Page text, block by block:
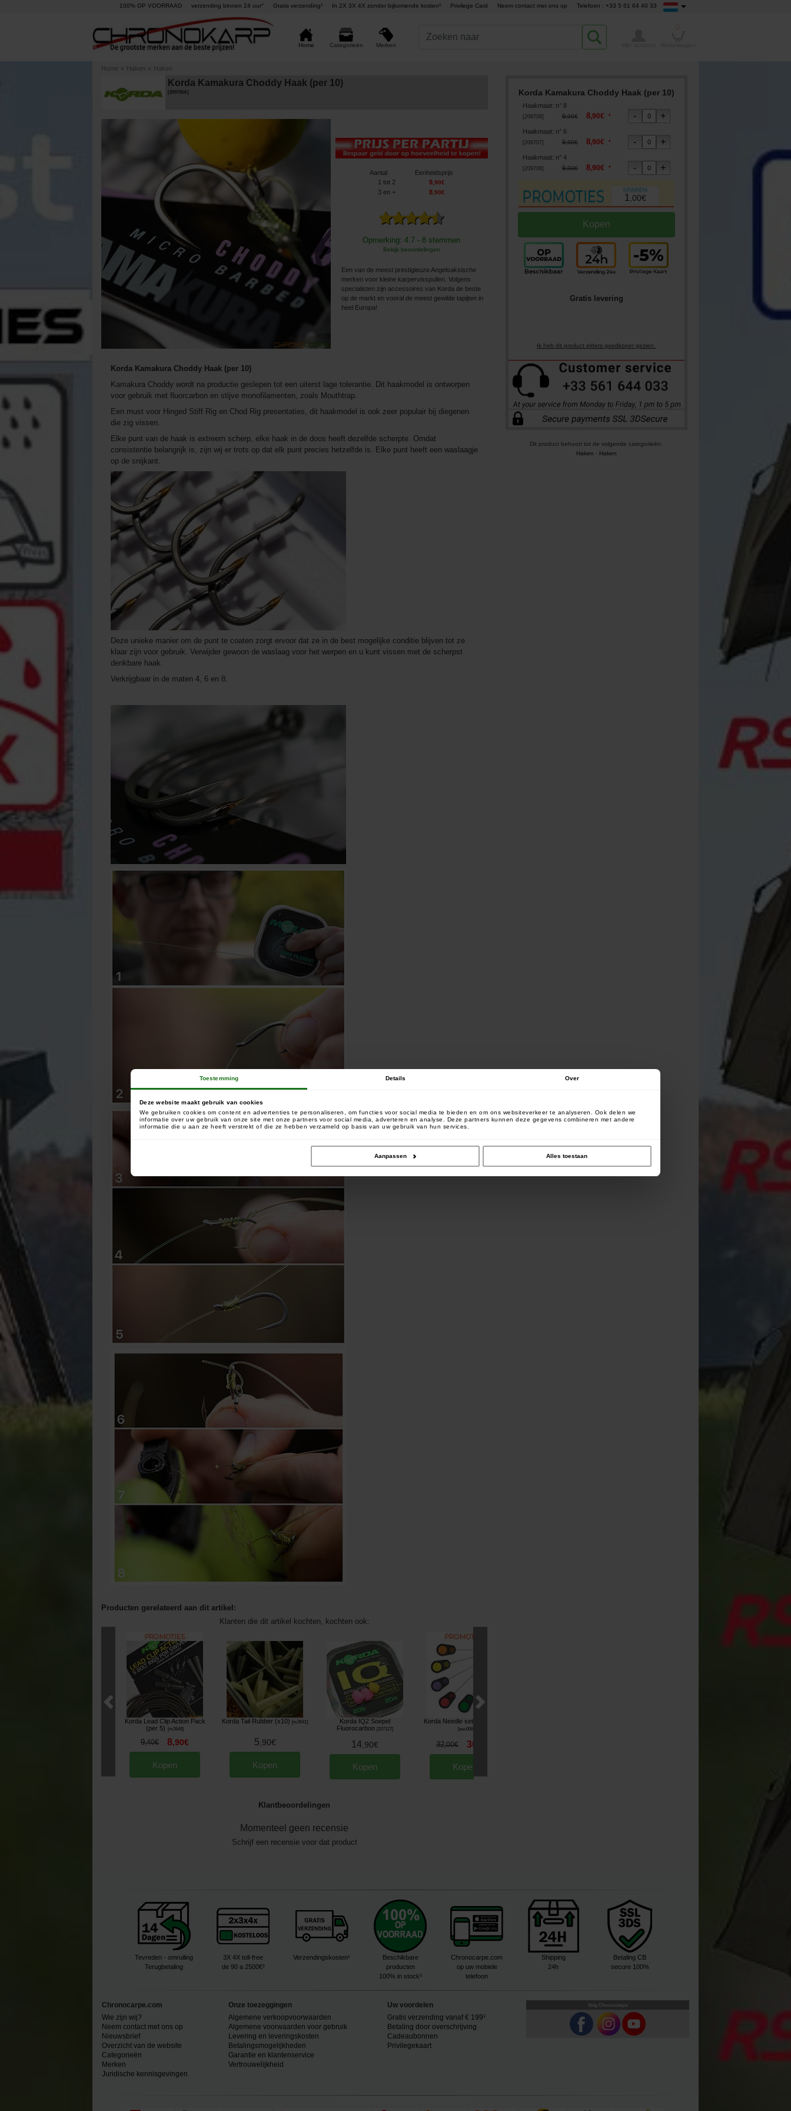
Toestemming Details Over
Deze website maakt gebruik van cookies
We gebruiken cookies om content en advertenties te personaliseren, om functies voor social media te bieden en om ons websiteverkeer te analyseren. Ook delen we
informatie over uw gebruik van onze site met onze partners voor social media, adverteren en analyse. Deze partners kunnen deze gegevens combineren met andere
informatie die u aan ze heeft verstrekt of die ze hebben verzameld op basis van uw gebruik van hun services.
Aanpassen Alles toestaan
100% OP VOORRAAD verzending binnen 24 uur° Gratis verzending¹ In 2X 3X 4X zonder bijkomende kosten² Privilege Card Neem contact met ons op Telefoon : +33 5 61 64 40 33
Home Categorieën Merken
Home » Haken » Haken
Korda Kamakura Choddy Haak (per 10)
209706A]
Aantal
Eenheidsprijs
1 tot 2 9,90€
3 en + 8,90€
Opmerking: 4.7 - 8 stemmen
Bekijk beoordelingen
Een van de meest prestigieuze Angelsaksische
merken voor kleine karpervisspullen. Volgens
specialisten zijn accessoires van Korda de beste
op de markt en vooral de meest gewilde tapijten in
heel Europa!
Korda Kamakura Choddy Haak (per 10)
Haakmaat: n° 8
209708 ] 9,90€ 8,90€ *
Haakmaat: n° 6
209707] 9,90€ 8,90€ *
Haakmaat: n° 4
209706] 9,90€ 8,90€ *
1 ,00€
Gratis levering
Ik heb dit product elders goedkoper gezien.
Dit product behoort tot de volgende categorieën:
Haken - Haken
Korda Kamakura Choddy Haak (per 10)
Kamakura Choddy wordt na productie geslepen tot een uiterst lage tolerantie. Dit haakmodel is ontworpen
voor gebruik met fluorcarbon en stijve monofilamenten, zoals Mouthtrap.
Een must voor Hinged Stiff Rig en Chod Rig presentaties, dit haakmodel is ook zeer populair bij diegenen
die zig vissen.
Elke punt van de haak is extreem scherp, elke haak in de doos heeft dezelfde scherpte. Omdat
consistentie belangrijk is, zijn wij er trots op dat elk punt precies hetzelfde is. Elke punt heeft een waslaagje
op de snijkant.
Deze unieke manier om de punt te coaten zorgt ervoor dat ze in de best mogelijke conditie blijven tot ze
klaar zijn voor gebruik. Verwijder gewoon de waslaag voor het werpen en u kunt vissen met de scherpst
denkbare haak.
Verkrijgbaar in de maten 4, 6 en 8.
Producten gerelateerd aan dit artikel:
Klanten die dit artikel kochten, kochten ook:
Korda Lead Clip Action Pack
(per 5)
m2649]
9,40€ 8,90€
Kopen
Korda Tail Rubber (x10) [m2641]
5,90€
Kopen
Korda IQ2 Soepel
Fluorocarbon [207127]
14 90€
Kopen
Korda Needle set (set van 6)
esc006]
32,00€ 30
Kopen
Klantbeoordelingen
Momenteel geen recensie
Schrijf een recensie voor dat product
Tevreden - omruiling
Terugbetaling
3X 4X toll-free
de 90 a 2500€²
Verzendingskosten¹
Beschikbare
producten
100% in stock³
Chronocarpe.com
op uw mobiele
telefoon
Shipping
24h
Betaling CB
secure 100%
Chronocarpe.com
Wie zijn wij?
Neem contact met ons op
Nieuwsbrief
Overzicht van de website
Categorieën
Merken
Juridische kennisgevingen
Onze toezeggingen
Algemene verkoopvoorwaarden
Algemene voorwaarden voor gebruik
Levering en leveringskosten
Betalingsmogelijkheden
Garantie en klantenservice
Vertrouwelijkheid
Uw voordelen
Gratis verzending vanaf € 199¹
Betaling door overschrijving
Cadeaubonnen
Privilegekaart
Volg Chronocarpe